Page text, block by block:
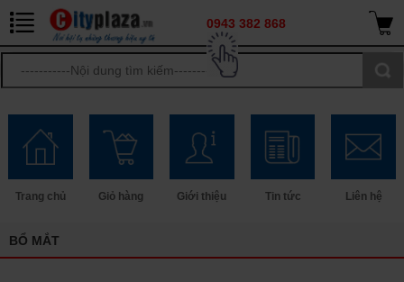
0943 382 868
Trang chủ Giỏ hàng Giới thiệu Tin tức Liên hệ
BỔ MẮT